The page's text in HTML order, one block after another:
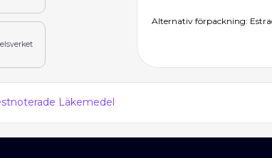
Alternativ förpackning:
Läkemedel